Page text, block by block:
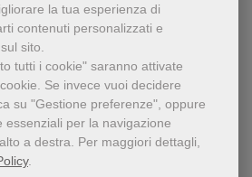
la tua esperienza di
contenuti personalizzati e
sito.
tutti i cookie" saranno attivate
Se invece vuoi decidere
su "Gestione preferenze", oppure
essenziali per la navigazione
a destra. Per maggiori dettagli,
.
- 5%
che, unendo a un